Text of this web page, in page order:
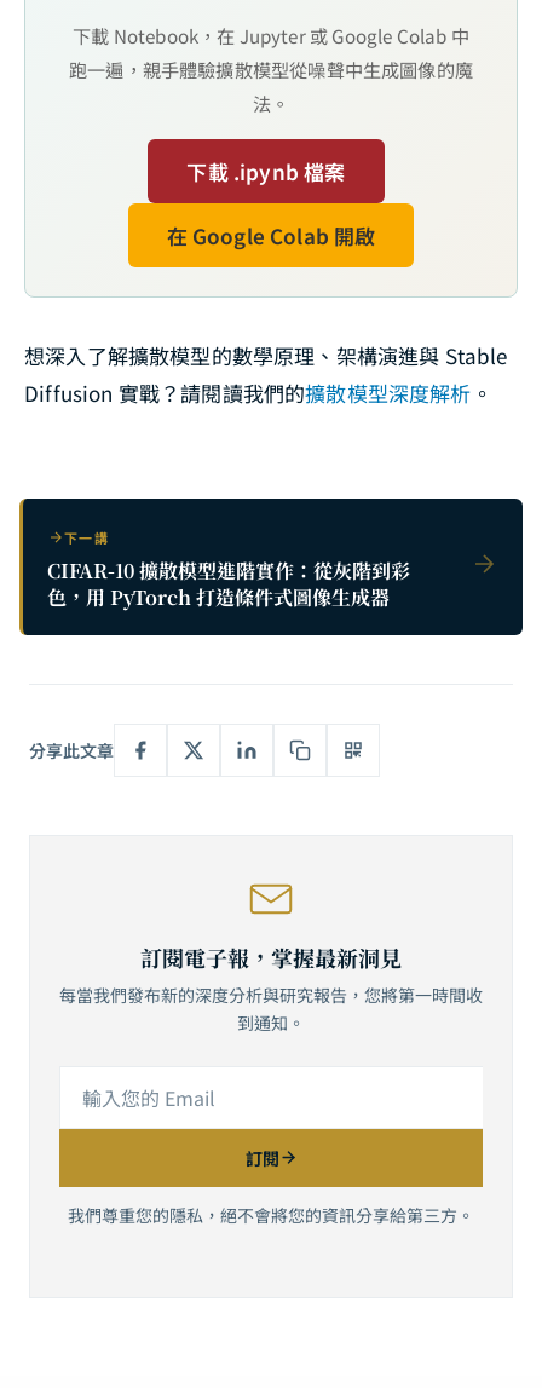
下載 Notebook，在 Jupyter 或 Google Colab 中
跑一遍，親手體驗擴散模型從噪聲中生成圖像的魔
法。
下載 .ipynb 檔案
在 Google Colab 開啟
想深入了解擴散模型的數學原理、架構演進與 Stable
Diffusion 實戰？請閱讀我們的擴散模型深度解析 。
下一講
CIFAR-10 擴散模型進階實作：從灰階到彩
色，用 PyTorch 打造條件式圖像生成器
分享此文章
訂閱電子報，掌握最新洞見
每當我們發布新的深度分析與研究報告，您將第一時間收
到通知。
訂閱
我們尊重您的隱私，絕不會將您的資訊分享給第三方。